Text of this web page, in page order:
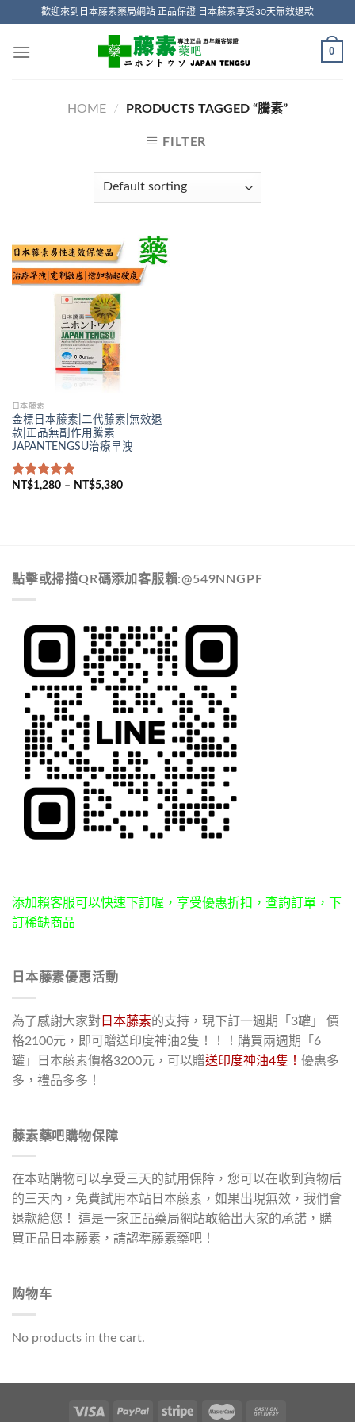
content
歡迎來到日本藤素藥局網站 正品保證 日本藤素享受30天無效退款
0
HOME / PRODUCTS TAGGED “騰素”
FILTER
日本藤素
金標日本藤素|二代藤素|無效退
款|正品無副作用騰素
JAPANTENGSU治療早洩
Rated5.00
NT$1,280– NT$5,380
點擊或掃描QR碼添加客服賴:@549NNGPF
添加賴客服可以快速下訂喔，享受優惠折扣，查詢訂單，下
訂稀缺商品
日本藤素優惠活動
為了感謝大家對 日本藤素的支持，現下訂一週期「3罐」 價
格2100元，即可贈送印度神油2隻！！！購買兩週期「6
罐」日本藤素價格3200元，可以贈送印度神油4隻！ 優惠多
多，禮品多多！
藤素藥吧購物保障
在本站購物可以享受三天的試用保障，您可以在收到貨物后
的三天內，免費試用本站日本藤素，如果出現無效，我們會
退款給您！ 這是一家正品藥局網站敢給出大家的承諾，購
買正品日本藤素，請認準藤素藥吧！
购物车
No products in the cart.